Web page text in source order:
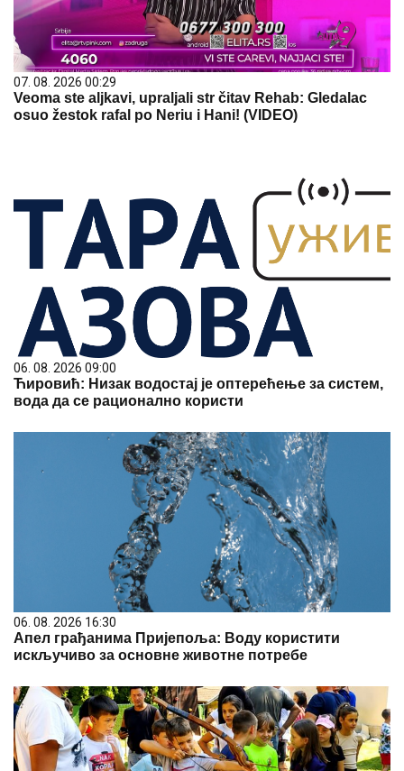
07. 08. 2026 00:29
Veoma ste aljkavi, upraljali str čitav Rehab: Gledalac
osuo žestok rafal po Neriu i Hani! (VIDEO)
06. 08. 2026 09:00
Ћировић: Низак водостај је оптерећење за систем,
вода да се рационално користи
06. 08. 2026 16:30
Апел грађанима Пријепоља: Воду користити
искључиво за основне животне потребе